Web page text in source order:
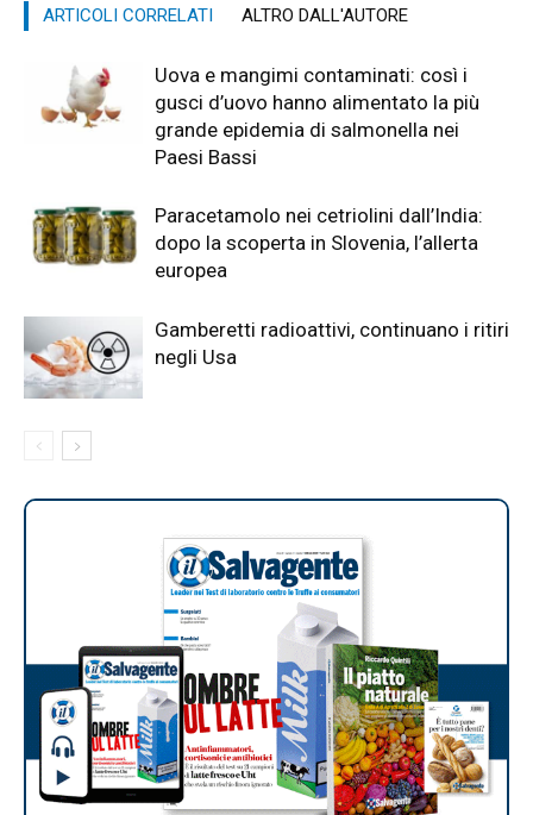
ARTICOLI CORRELATI ALTRO DALL'AUTORE
Uova e mangimi contaminati: così i
gusci d’uovo hanno alimentato la più
grande epidemia di salmonella nei
Paesi Bassi
Paracetamolo nei cetriolini dall’India:
dopo la scoperta in Slovenia, l’allerta
europea
Gamberetti radioattivi, continuano i ritiri
negli Usa